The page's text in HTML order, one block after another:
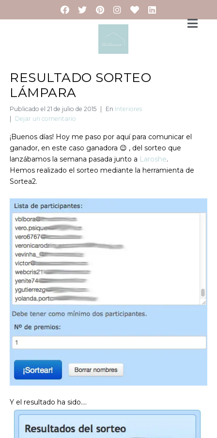
RESULTADO SORTEO
LÁMPARA
Publicado el 21 de julio de 2015 En Interiores
Dejar un comentario
¡Buenos días! Hoy me paso por aquí para comunicar el
ganador, en este caso ganadora 😉 , del sorteo que
lanzábamos la semana pasada junto a Laroshe.
Hemos realizado el sorteo mediante la herramienta de
Sortea2.
Y el resultado ha sido….